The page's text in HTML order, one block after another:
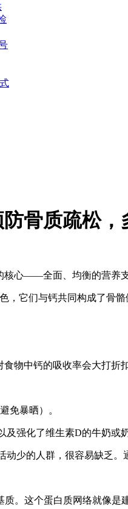
骨质疏松，
核心——全面、均衡的营养支
它们与钙共同构成了骨骼
中钙的吸收率会大打折
免暴晒）。
强化了维生素D的牛奶或奶
少的人群，很容易缺乏
。这个蛋白质网络就像